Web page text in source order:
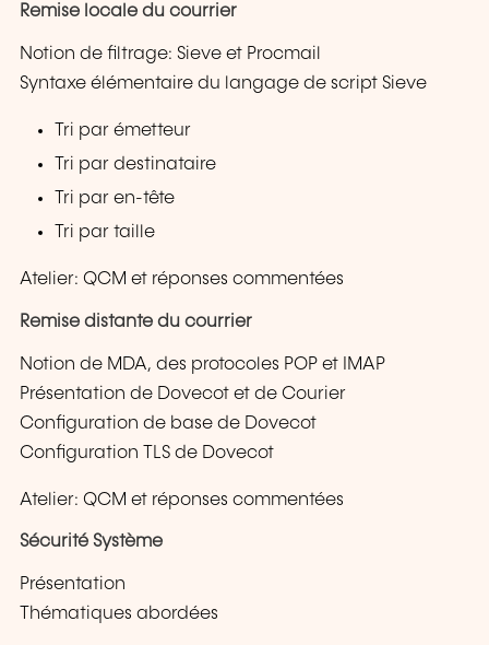
Remise locale du courrier
Notion de filtrage: Sieve et Procmail
Syntaxe élémentaire du langage de script Sieve
Tri par émetteur
Tri par destinataire
Tri par en-tête
Tri par taille
Atelier: QCM et réponses commentées
Remise distante du courrier
Notion de MDA, des protocoles POP et IMAP
Présentation de Dovecot et de Courier
Configuration de base de Dovecot
Configuration TLS de Dovecot
Atelier: QCM et réponses commentées
Sécurité Système
Présentation
Thématiques abordées